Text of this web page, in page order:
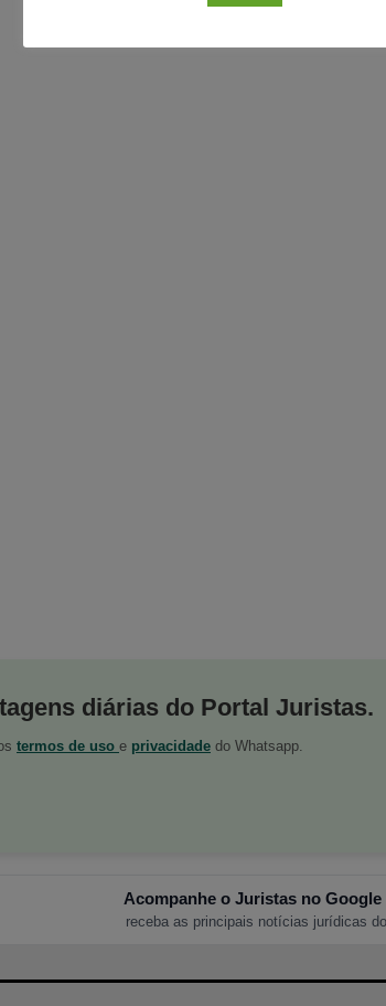
diárias do Portal Juristas.
termos de uso e privacidade do Whatsapp.
Acompanhe o Juristas no Google
receba as principais notícias jurídicas